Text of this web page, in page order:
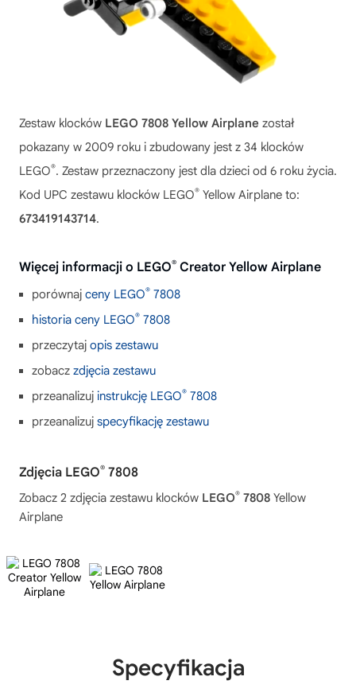
Zestaw klocków LEGO 7808 Yellow Airplane został
pokazany w 2009 roku i zbudowany jest z 34 klocków
LEGO®. Zestaw przeznaczony jest dla dzieci od 6 roku życia.
Kod UPC zestawu klocków LEGO® Yellow Airplane to:
673419143714.
Więcej informacji o LEGO® Creator Yellow Airplane
porównaj ceny LEGO® 7808
historia ceny LEGO® 7808
przeczytaj opis zestawu
zobacz zdjęcia zestawu
przeanalizuj instrukcję LEGO® 7808
przeanalizuj specyfikację zestawu
Zdjęcia LEGO® 7808
Zobacz 2 zdjęcia zestawu klocków LEGO® 7808 Yellow
Airplane
Specyfikacja